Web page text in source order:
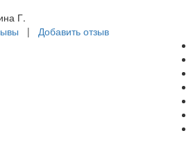
Г.
| Добавить отзыв